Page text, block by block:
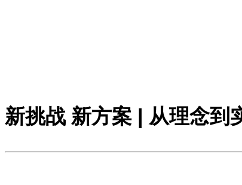
新挑战 新方案 | 从理念到